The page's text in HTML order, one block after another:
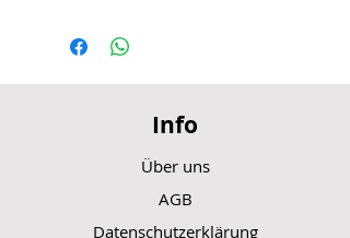
Info
Über uns
AGB
Datenschutzerklärung